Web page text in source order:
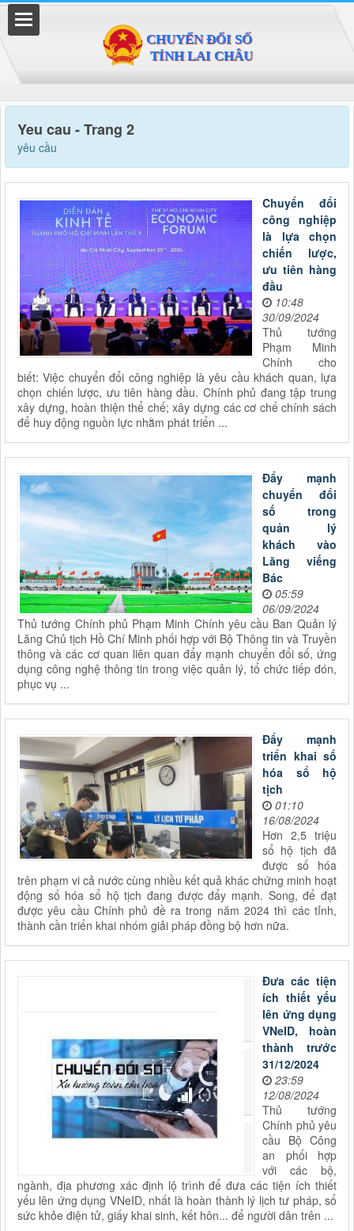
Yeu cau - Trang 2
yêu cầu
Chuyển đổi
công nghiệp
là lựa chọn
chiến lược,
ưu tiên hàng
đầu
10:48
30/09/2024
Thủ tướng
Phạm Minh
Chính cho
biết: Việc chuyển đổi công nghiệp là yêu cầu khách quan, lựa
chọn chiến lược, ưu tiên hàng đầu. Chính phủ đang tập trung
xây dựng, hoàn thiện thể chế; xây dựng các cơ chế chính sách
để huy động nguồn lực nhằm phát triển ...
Đẩy mạnh
chuyển đổi
số trong
quản lý
khách vào
Lăng viếng
Bác
05:59
06/09/2024
Thủ tướng Chính phủ Phạm Minh Chính yêu cầu Ban Quản lý
Lăng Chủ tịch Hồ Chí Minh phối hợp với Bộ Thông tin và Truyền
thông và các cơ quan liên quan đẩy mạnh chuyển đổi số, ứng
dụng công nghệ thông tin trong việc quản lý, tổ chức tiếp đón,
phục vụ ...
Đẩy mạnh
triển khai số
hóa sổ hộ
tịch
01:10
16/08/2024
Hơn 2,5 triệu
sổ hộ tịch đã
được số hóa
trên phạm vi cả nước cùng nhiều kết quả khác chứng minh hoạt
động số hóa sổ hộ tịch đang được đẩy mạnh. Song, để đạt
được yêu cầu Chính phủ đề ra trong năm 2024 thì các tỉnh,
thành cần triển khai nhóm giải pháp đồng bộ hơn nữa.
Đưa các tiện
ích thiết yếu
lên ứng dụng
VNeID, hoàn
thành trước
31/12/2024
23:59
12/08/2024
Thủ tướng
Chính phủ yêu
cầu Bộ Công
an phối hợp
với các bộ,
ngành, địa phương xác định lộ trình để đưa các tiện ích thiết
yếu lên ứng dụng VNeID, nhất là hoàn thành lý lịch tư pháp, sổ
sức khỏe điện tử, giấy khai sinh, kết hôn... để người dân trên ...
Đã kết nối EMC